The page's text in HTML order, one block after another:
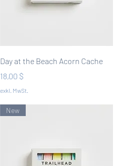
Schnellansicht
Day at the Beach Acorn Cache
Preis
18,00 $
exkl. MwSt.
New